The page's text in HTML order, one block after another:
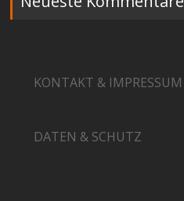
KONTAKT & IMPRESSUM
DATEN & SCHUTZ